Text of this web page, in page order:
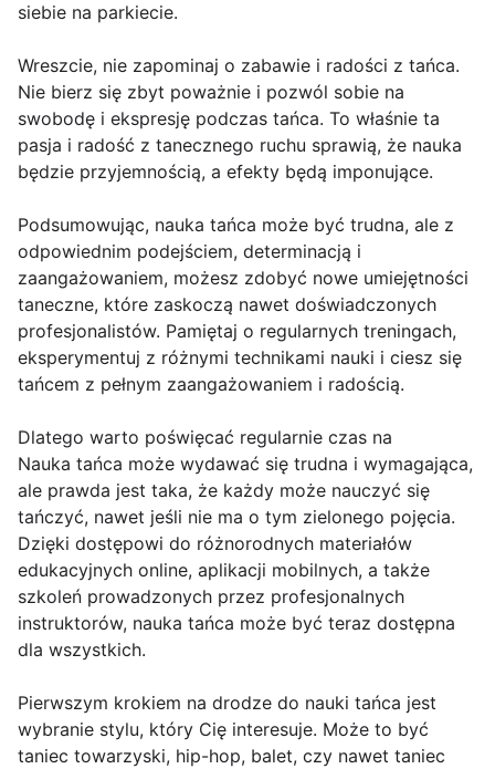
siebie na parkiecie.
Wreszcie, nie zapominaj o zabawie i radości z tańca.
Nie bierz się zbyt poważnie i pozwól sobie na
swobodę i ekspresję podczas tańca. To właśnie ta
pasja i radość z tanecznego ruchu sprawią, że nauka
będzie przyjemnością, a efekty będą imponujące.
Podsumowując, nauka tańca może być trudna, ale z
odpowiednim podejściem, determinacją i
zaangażowaniem, możesz zdobyć nowe umiejętności
taneczne, które zaskoczą nawet doświadczonych
profesjonalistów. Pamiętaj o regularnych treningach,
eksperymentuj z różnymi technikami nauki i ciesz się
tańcem z pełnym zaangażowaniem i radością.
Dlatego warto poświęcać regularnie czas na
Nauka tańca może wydawać się trudna i wymagająca,
ale prawda jest taka, że każdy może nauczyć się
tańczyć, nawet jeśli nie ma o tym zielonego pojęcia.
Dzięki dostępowi do różnorodnych materiałów
edukacyjnych online, aplikacji mobilnych, a także
szkoleń prowadzonych przez profesjonalnych
instruktorów, nauka tańca może być teraz dostępna
dla wszystkich.
Pierwszym krokiem na drodze do nauki tańca jest
wybranie stylu, który Cię interesuje. Może to być
taniec towarzyski, hip-hop, balet, czy nawet taniec